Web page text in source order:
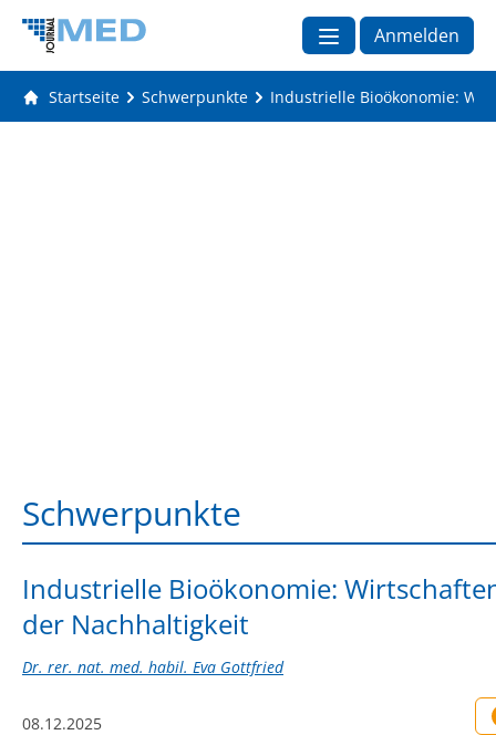
Anmelden
Startseite Schwerpunkte Industrielle Bioökonomie:
Schwerpunkte
Industrielle Bioökonomie:
der Nachhaltigkeit
Dr. rer. nat. med. habil. Eva Gottfried
08.12.2025